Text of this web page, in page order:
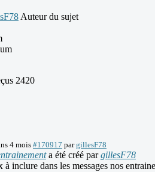
Auteur du sujet
2420
4 mois #170917 pargillesF78
a été créé pargillesF78
à inclure dans les messages nos